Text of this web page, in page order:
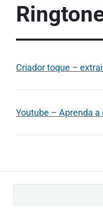
Criador toque –
Youtube – Aprenda